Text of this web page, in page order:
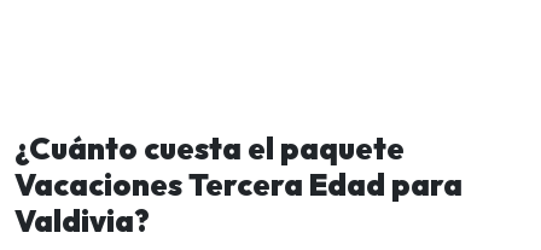
¿Cuánto cuesta el paquete
Vacaciones Tercera Edad para
Valdivia?